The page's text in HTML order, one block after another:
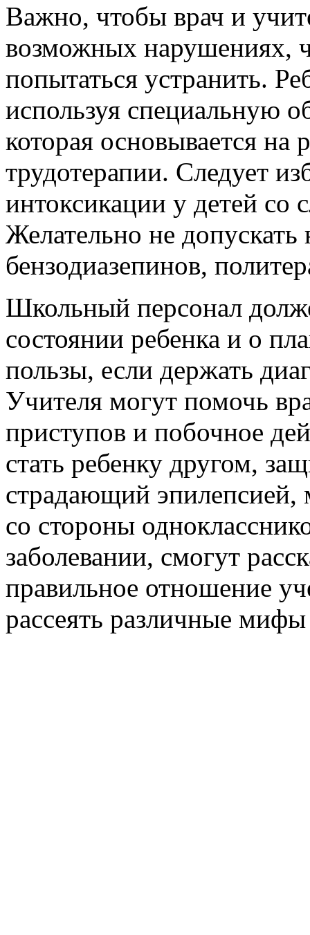
Важно, чтобы врач и
возможных нарушениях,
попытаться устранить.
используя специальную
которая основывается на
трудотерапии. Следует
интоксикации у детей со
Желательно не допускать
бензодиазепинов,
Школьный персонал
состоянии ребенка и о
пользы, если держать
Учителя могут помочь
приступов и побочное
стать ребенку другом,
страдающий эпилепсией,
со стороны
заболевании, смогут
правильное отношение
рассеять различные